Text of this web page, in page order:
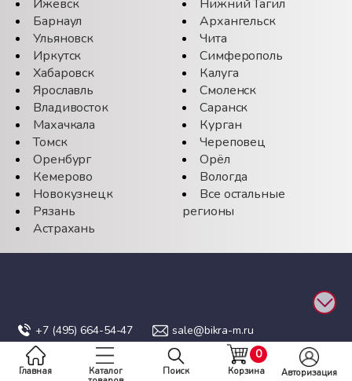
+7 (495) 664-54-47 sale@bikra-m.ru
Авторизация
0
Корзина
Главная
Каталог
Поиск
Ижевск
Барнаул
Ульяновск
Иркутск
Хабаровск
Ярославль
Владивосток
Махачкала
Томск
Оренбург
Кемерово
Новокузнецк
Рязань
Астрахань
Нижний Тагил
Архангельск
Чита
Симферополь
Калуга
Смоленск
Саранск
Курган
Череповец
Орёл
Вологда
Все остальные
регионы
Каталог
Геоматериалы и дорожное строительство